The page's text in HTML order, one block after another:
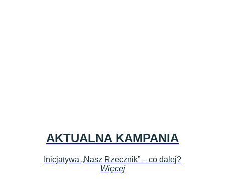
AKTUALNA KAMPANIA
Inicjatywa „Nasz Rzecznik” – co dalej?
Więcej